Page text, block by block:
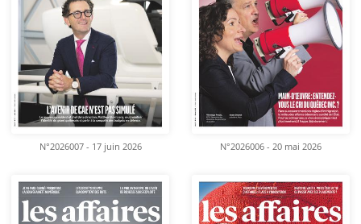
N°2026007 - 17 juin 2026 N°2026006 - 20 mai 2026